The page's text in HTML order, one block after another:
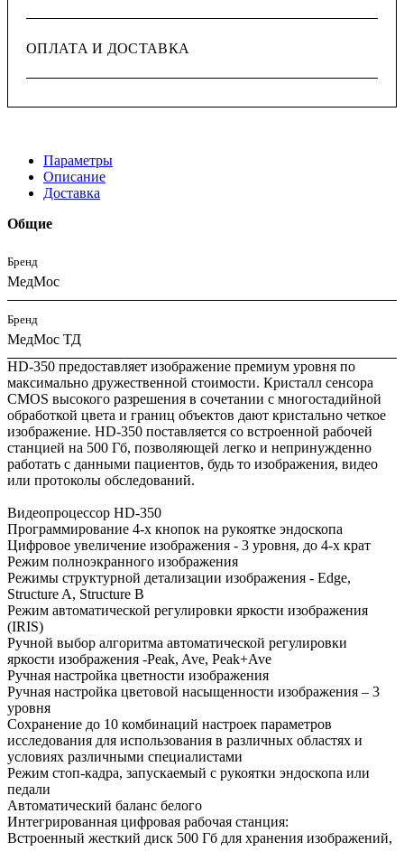
ОПЛАТА И ДОСТАВКА
Параметры
Описание
Доставка
Общие
Бренд
МедМос
Бренд
МедМос ТД
HD-350 предоставляет изображение премиум уровня по
максимально дружественной стоимости. Кристалл сенсора
CMOS высокого разрешения в сочетании с многостадийной
обработкой цвета и границ объектов дают кристально четкое
изображение. HD-350 поставляется со встроенной рабочей
станцией на 500 Гб, позволяющей легко и непринужденно
работать с данными пациентов, будь то изображения, видео
или протоколы обследований.
Видеопроцессор HD-350
Программирование 4-х кнопок на рукоятке эндоскопа
Цифровое увеличение изображения - 3 уровня, до 4-х крат
Режим полноэкранного изображения
Режимы структурной детализации изображения - Edge,
Structure A, Structure B
Режим автоматической регулировки яркости изображения
(IRIS)
Ручной выбор алгоритма автоматической регулировки
яркости изображения -Peak, Ave, Peak+Ave
Ручная настройка цветности изображения
Ручная настройка цветовой насыщенности изображения – 3
уровня
Сохранение до 10 комбинаций настроек параметров
исследования для использования в различных областях и
условиях различными специалистами
Режим стоп-кадра, запускаемый с рукоятки эндоскопа или
педали
Автоматический баланс белого
Интегрированная цифровая рабочая станция:
Встроенный жесткий диск 500 Гб для хранения изображений,